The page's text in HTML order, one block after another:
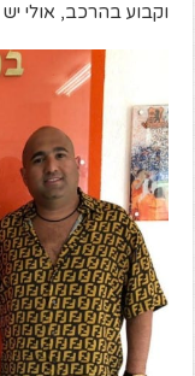
וקבוע בהרכב, אולי יש